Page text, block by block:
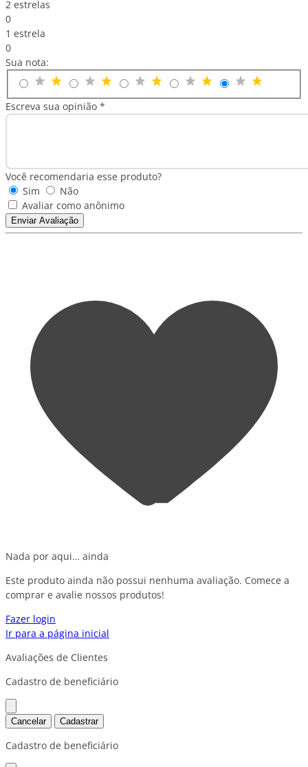
2 estrelas
0
1 estrela
0
Sua nota:
Escreva sua opinião *
Você recomendaria esse produto?
Sim
Não
Avaliar como anônimo
Enviar Avaliação
Nada por aqui… ainda
Este produto ainda não possui nenhuma avaliação. Comece a
comprar e avalie nossos produtos!
Fazer login
Ir para a página inicial
Avaliações de Clientes
Cadastro de beneficiário
Cancelar Cadastrar
Cadastro de beneficiário